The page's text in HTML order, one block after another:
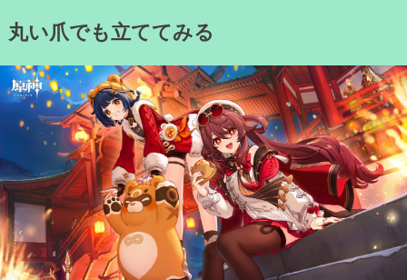
to丸い爪でも立ててみる